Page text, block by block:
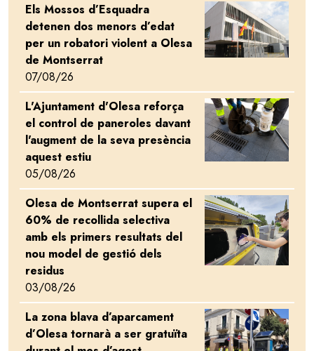
Els Mossos d’Esquadra
detenen dos menors d’edat
per un robatori violent a Olesa
de Montserrat
07/08/26
Image
L'Ajuntament d'Olesa reforça
el control de paneroles davant
l'augment de la seva presència
aquest estiu
05/08/26
Image
Olesa de Montserrat supera el
60% de recollida selectiva
amb els primers resultats del
nou model de gestió dels
residus
03/08/26
Image
La zona blava d’aparcament
d’Olesa tornarà a ser gratuïta
Image